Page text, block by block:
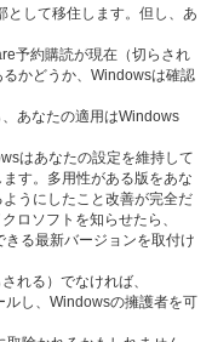
として移住します。但し、あ
予約購読が現在（切らされ
かどうか、Windowsは確認
あなたの適用はWindows
はあなたの設定を維持して
す。多用性がある版をあな
うにしたこと改善が完全だ
ロソフトを知らせたら、
る最新バージョンを取付け
れる）でなければ、
し、Windowsの擁護者を可